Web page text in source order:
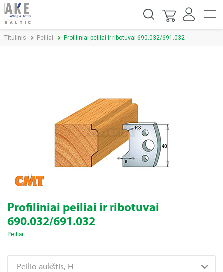
Titulinis Peiliai Profiliniai peiliai ir ribotuvai 690.032/691.032
Profiliniai peiliai ir ribotuvai
690.032/691.032
Peiliai
Peilio aukštis, H